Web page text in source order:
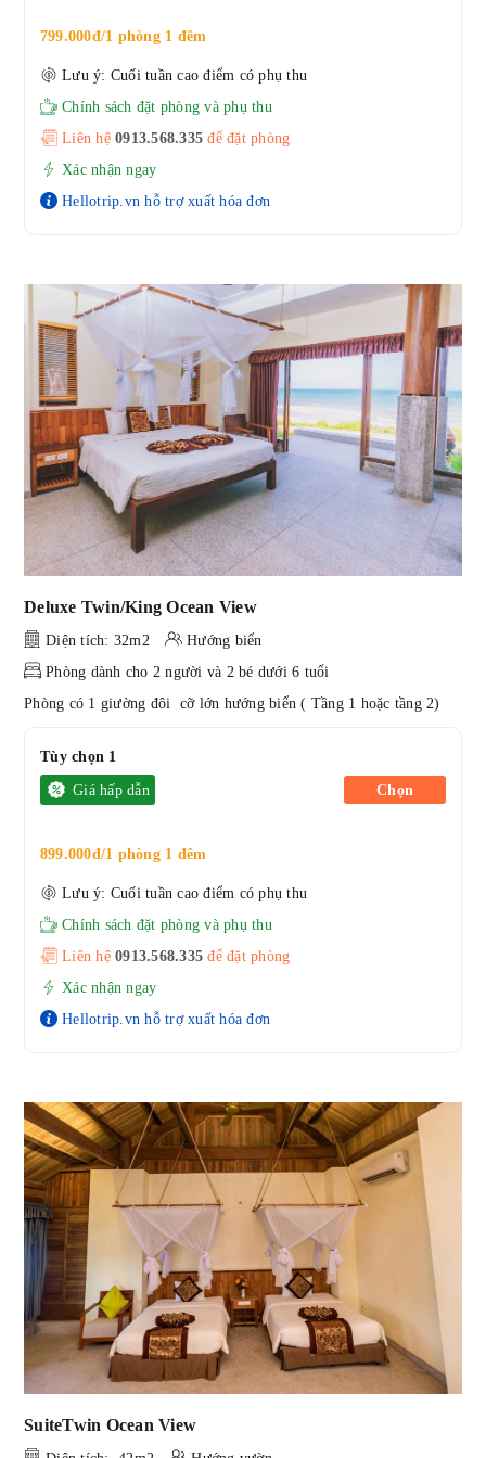
799.000đ/1 phòng 1 đêm
Lưu ý: Cuối tuần cao điểm có phụ thu
Chính sách đặt phòng và phụ thu
Liên hệ 0913.568.335 để đặt phòng
Xác nhận ngay
Hellotrip.vn hỗ trợ xuất hóa đơn
Deluxe Twin/King Ocean View
Diện tích: 32m2
Hướng biển
Phòng dành cho 2 người và 2 bé dưới 6 tuổi
Phòng có 1 giường đôi cỡ lớn hướng biển ( Tầng 1 hoặc tầng 2)
Tùy chọn 1
Giá hấp dẫn
899.000đ/1 phòng 1 đêm
Lưu ý: Cuối tuần cao điểm có phụ thu
Chính sách đặt phòng và phụ thu
Liên hệ 0913.568.335 để đặt phòng
Xác nhận ngay
Hellotrip.vn hỗ trợ xuất hóa đơn
Chọn
SuiteTwin Ocean View